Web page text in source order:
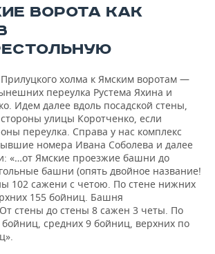
СПОРТА
ВОРОТА КАК
холма к Ямским воротам —
переулка Рустема Яхина и
Идем далее вдоль посадской стены,
улицы Коротченко, если
переулка. Справа у нас комплекс
номера Ивана Соболева и далее
«…от Ямские проезжие башни до
башни (опять двойное название!
102 сажени с четою. По стене нижних
155 бойниц. Башня
стены до стены 8 сажен 3 четы. По
средних 9 бойниц, верхних по